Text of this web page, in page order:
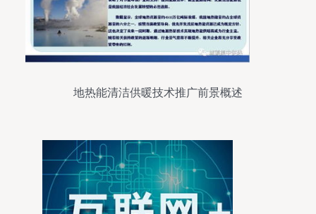
地热能清洁供暖技术推广前景概述